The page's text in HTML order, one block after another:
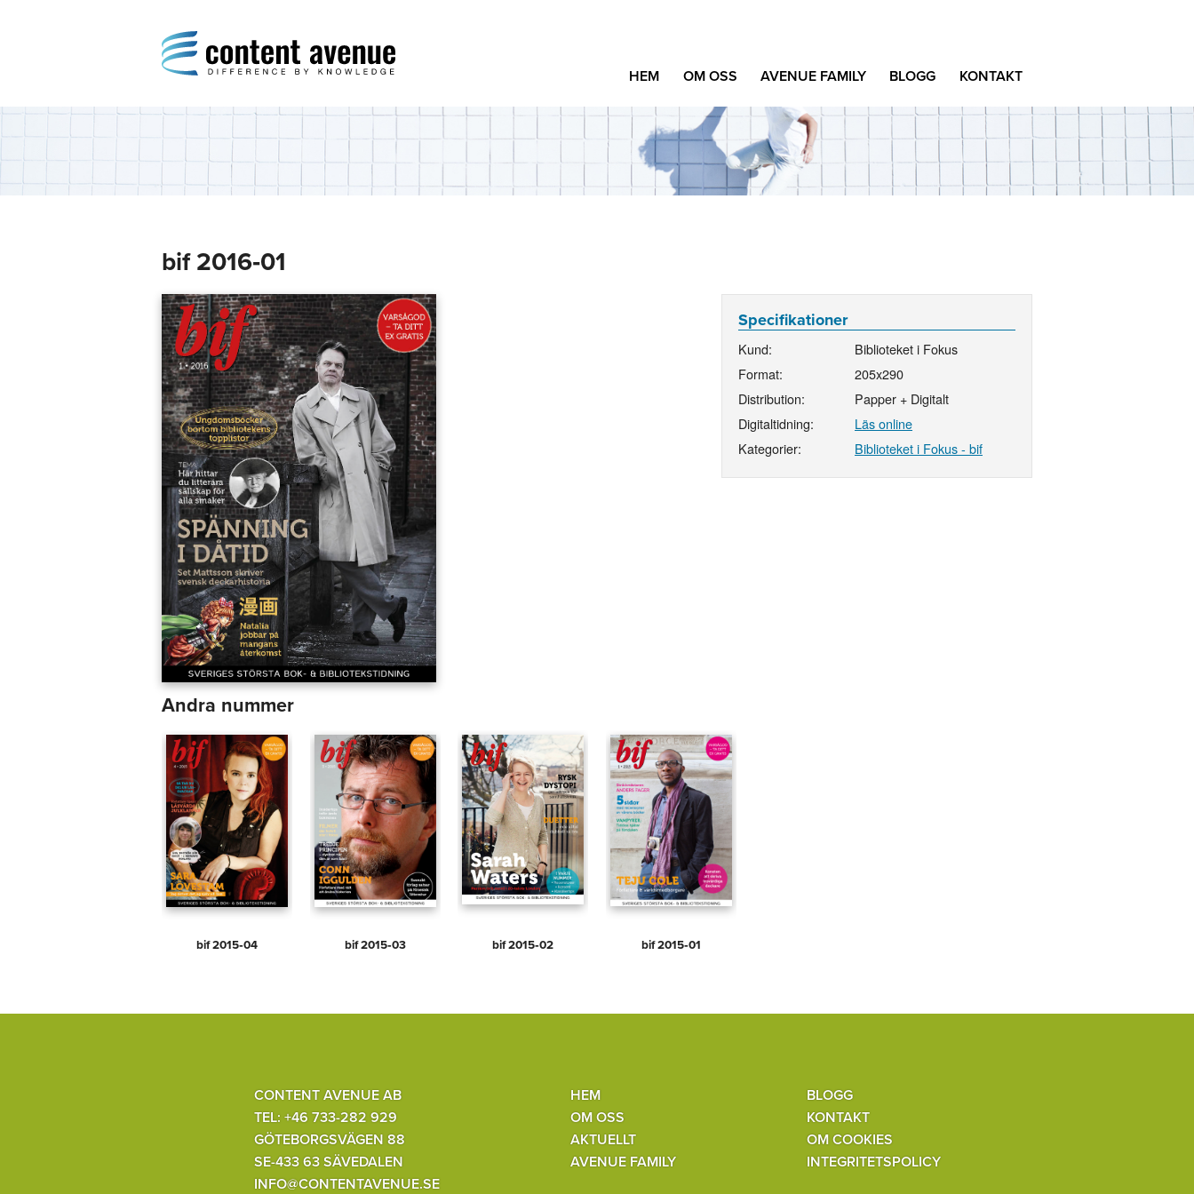
Difference by Knowledge
HEM OM OSS AVENUE FAMILY BLOGG KONTAKT
bif 2016‑01
Specifikationer
Kund:
Biblioteket i Fokus
Format:
205x290
Distribution:
Papper + Digitalt
Digitaltidning:
Läs online
Kategorier:
Biblioteket i Fokus - bif
Andra nummer
bif 2015‑04 bif 2015‑03 bif 2015‑02 bif 2015‑01
CONTENT AVENUE AB
TEL: +46 733-282 929
GÖTEBORGSVÄGEN 88
SE-433 63 SÄVEDALEN
INFO@CONTENTAVENUE.SE
HEM
OM OSS
AKTUELLT
AVENUE FAMILY
BLOGG
KONTAKT
OM COOKIES
INTEGRITETSPOLICY